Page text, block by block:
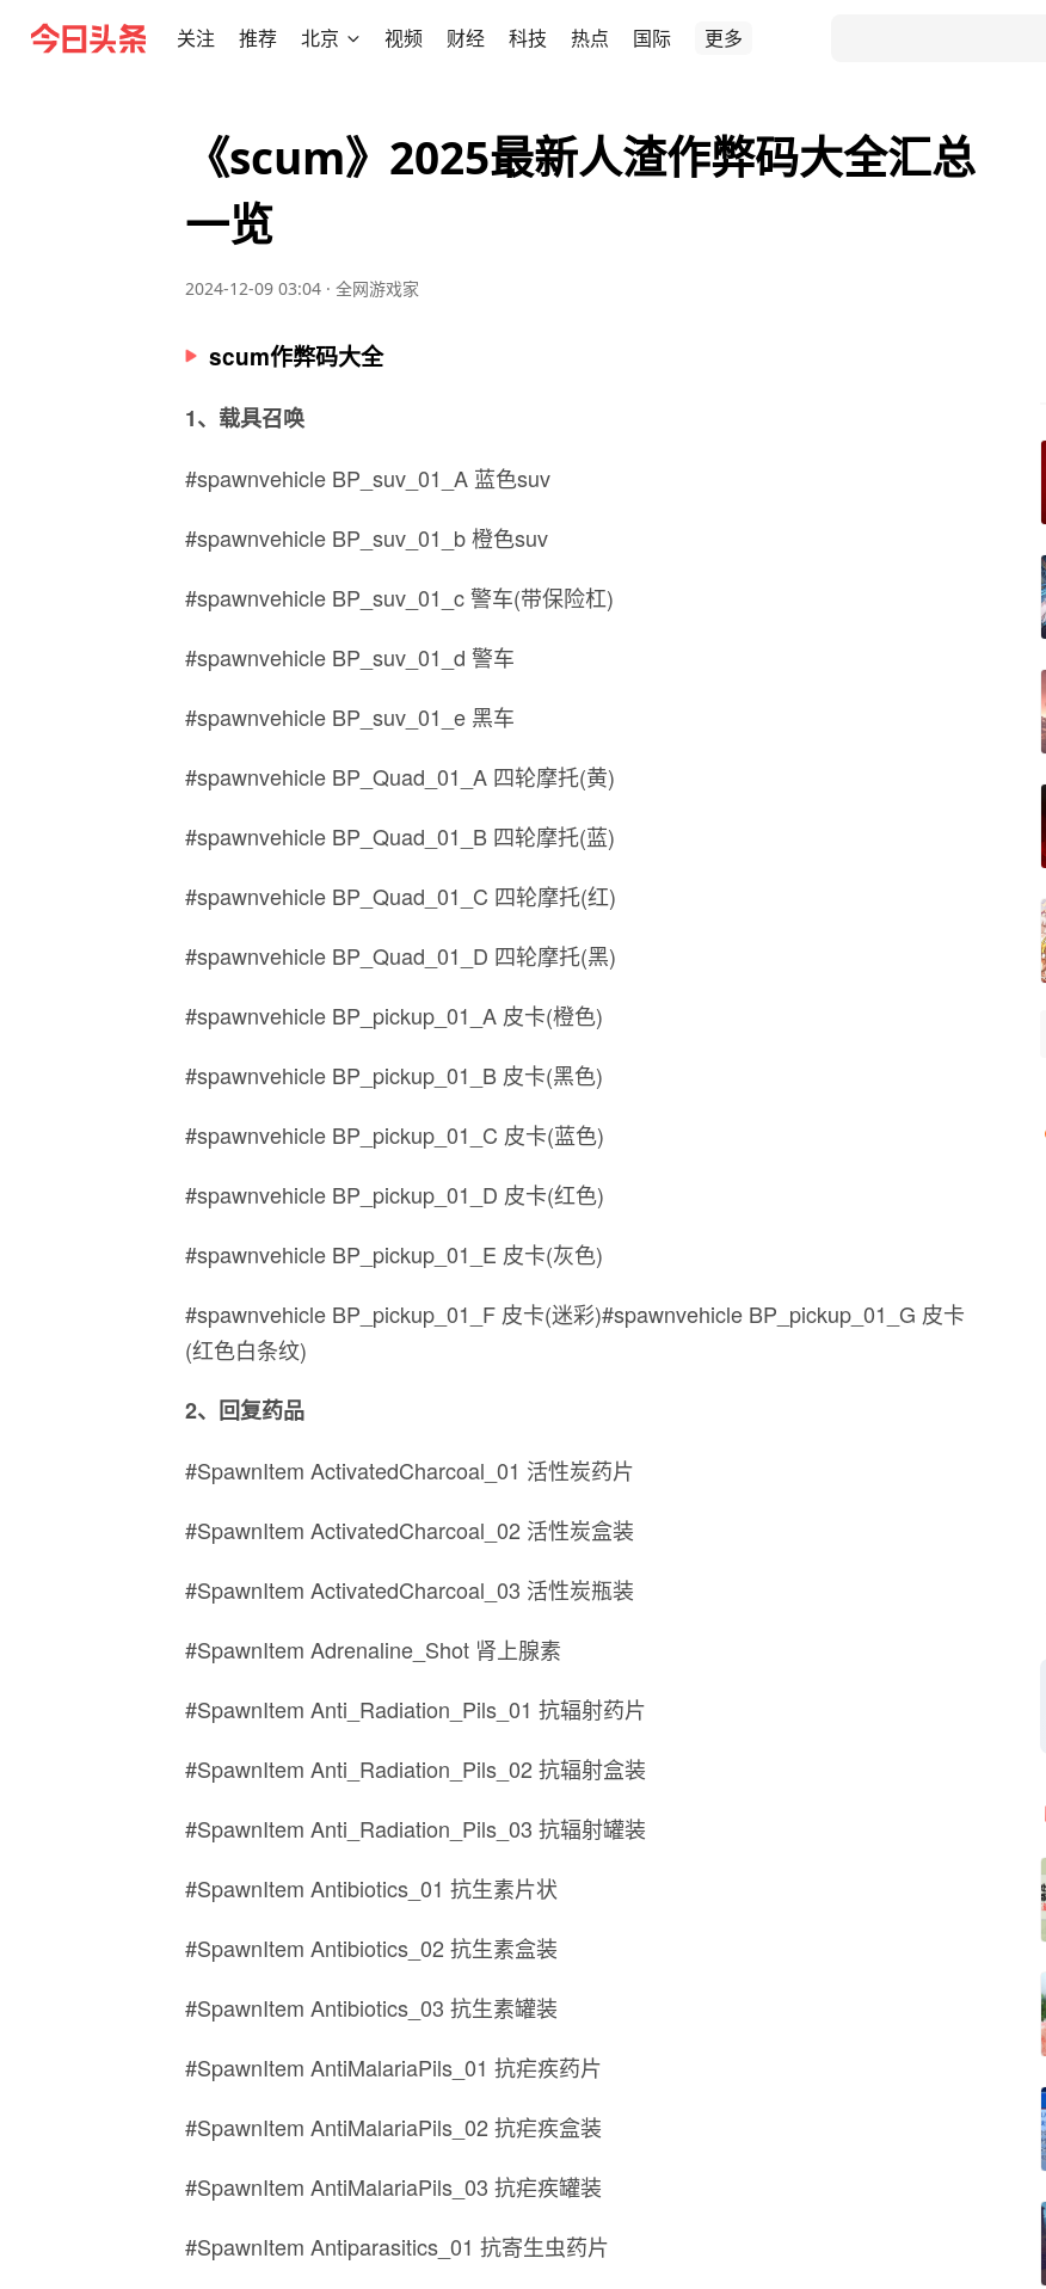
关注 推荐 北京 视频 财经 科技 热点 国际 更多
《scum》2025最新人渣作弊码大全汇总
一览
2024-12-09 03:04 · 全网游戏家
scum作弊码大全
1、载具召唤
#spawnvehicle BP_suv_01_A 蓝色suv
#spawnvehicle BP_suv_01_b 橙色suv
#spawnvehicle BP_suv_01_c 警车(带保险杠)
#spawnvehicle BP_suv_01_d 警车
#spawnvehicle BP_suv_01_e 黑车
#spawnvehicle BP_Quad_01_A 四轮摩托(黄)
#spawnvehicle BP_Quad_01_B 四轮摩托(蓝)
#spawnvehicle BP_Quad_01_C 四轮摩托(红)
#spawnvehicle BP_Quad_01_D 四轮摩托(黑)
#spawnvehicle BP_pickup_01_A 皮卡(橙色)
#spawnvehicle BP_pickup_01_B 皮卡(黑色)
#spawnvehicle BP_pickup_01_C 皮卡(蓝色)
#spawnvehicle BP_pickup_01_D 皮卡(红色)
#spawnvehicle BP_pickup_01_E 皮卡(灰色)
#spawnvehicle BP_pickup_01_F 皮卡(迷彩)#spawnvehicle BP_pickup_01_G 皮卡
(红色白条纹)
2、回复药品
#SpawnItem ActivatedCharcoal_01 活性炭药片
#SpawnItem ActivatedCharcoal_02 活性炭盒装
#SpawnItem ActivatedCharcoal_03 活性炭瓶装
#SpawnItem Adrenaline_Shot 肾上腺素
#SpawnItem Anti_Radiation_Pils_01 抗辐射药片
#SpawnItem Anti_Radiation_Pils_02 抗辐射盒装
#SpawnItem Anti_Radiation_Pils_03 抗辐射罐装
#SpawnItem Antibiotics_01 抗生素片状
#SpawnItem Antibiotics_02 抗生素盒装
#SpawnItem Antibiotics_03 抗生素罐装
#SpawnItem AntiMalariaPils_01 抗疟疾药片
#SpawnItem AntiMalariaPils_02 抗疟疾盒装
#SpawnItem AntiMalariaPils_03 抗疟疾罐装
#SpawnItem Antiparasitics_01 抗寄生虫药片